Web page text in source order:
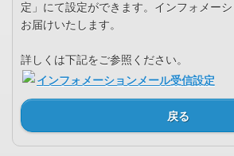
定」にて設定ができます。インフォメー
お届けいたします。
詳しくは下記をご参照ください。
インフォメーションメール受信設定
戻る